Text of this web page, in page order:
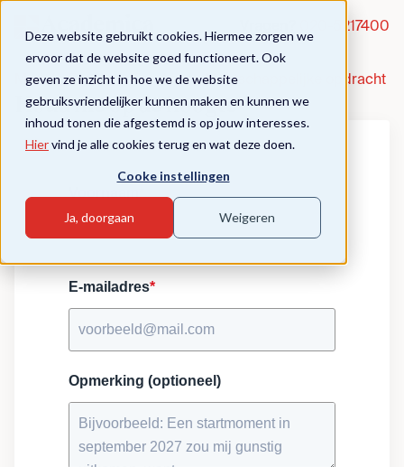
Deze website gebruikt cookies. Hiermee zorgen we
ervoor dat de website goed functioneert. Ook
geven ze inzicht in hoe we de website
gebruiksvriendelijker kunnen maken en kunnen we
inhoud tonen die afgestemd is op jouw interesses.
Hiervind je alle cookies terug en wat deze doen.
Cooke instellingen
Ja, doorgaan Weigeren
020-5217400
Module Excellent Teaching - Maatschappelijke opdracht
Houd me op de hoogte
E-mailadres*
Opmerking (optioneel)